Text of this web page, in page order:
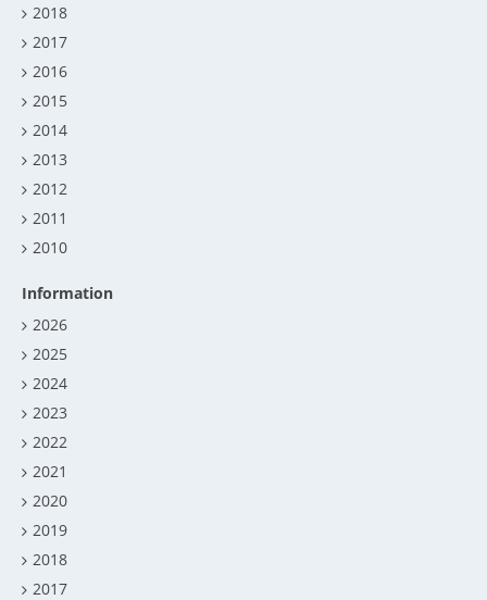
2018
2017
2016
2015
2014
2013
2012
2011
2010
Information
2026
2025
2024
2023
2022
2021
2020
2019
2018
2017